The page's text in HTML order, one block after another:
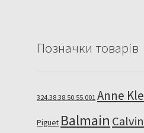
Позначки товарів
324.38.38.50.55.001 Anne
Piguet Balmain